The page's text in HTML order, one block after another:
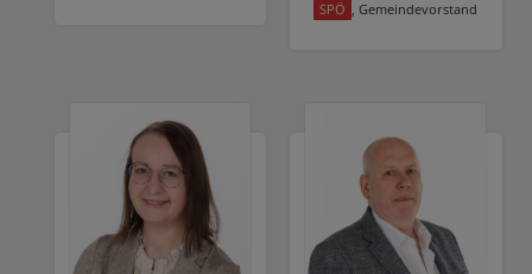
SPÖ , Gemeindevorstand